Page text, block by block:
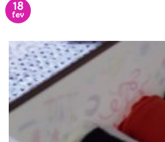
18
fev